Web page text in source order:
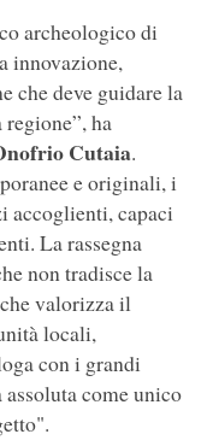
archeologico di
innovazione,
che deve guidare la
ha
Cutaia.
e originali, i
accoglienti, capaci
La rassegna
non tradisce la
valorizza il
locali,
con i grandi
come unico